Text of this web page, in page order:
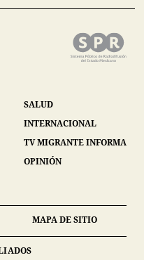
SALUD
INTERNACIONAL
TV MIGRANTE INFORMA
OPINIÓN
MAPA DE SITIO